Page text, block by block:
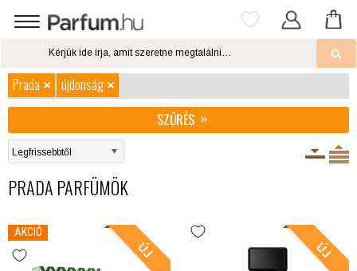
Prada
újdonság
SZŰRÉS
PRADA PARFÜMÖK
AKCIÓ